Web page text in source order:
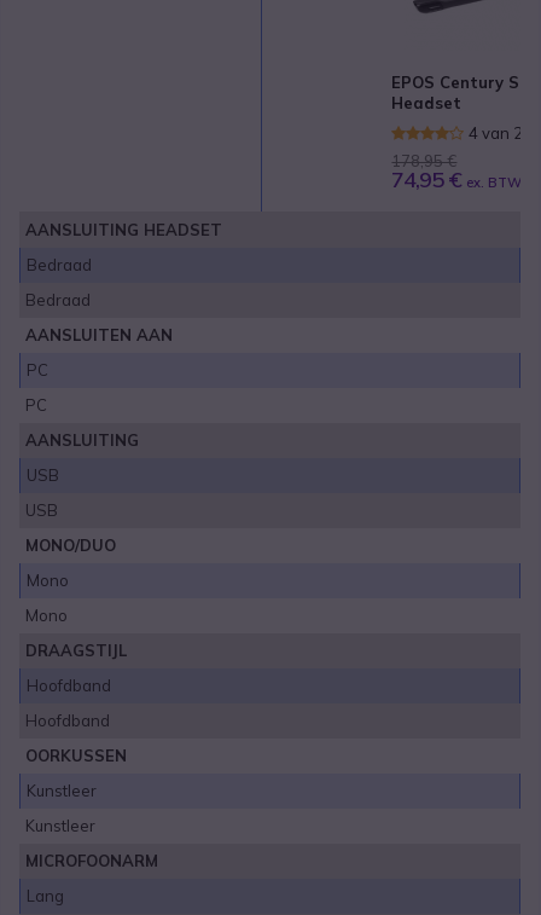
EPOS Century SC
Headset
4 van 2
178,95 €
74,95 € ex. BTW
AANSLUITING HEADSET
Bedraad
Bedraad
AANSLUITEN AAN
PC
PC
AANSLUITING
USB
USB
MONO/DUO
Mono
Mono
DRAAGSTIJL
Hoofdband
Hoofdband
OORKUSSEN
Kunstleer
Kunstleer
MICROFOONARM
Lang